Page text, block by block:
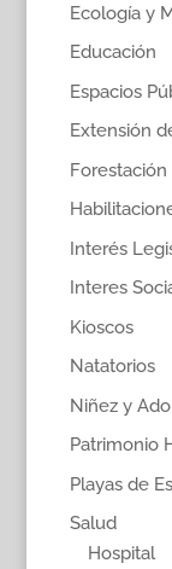
Ecología y
Educación
Espacios
Extensión
Forestación
Interés
Interes
Kioscos
Natatorios
Niñez y
Patrimonio
Playas de
Salud
Hospital